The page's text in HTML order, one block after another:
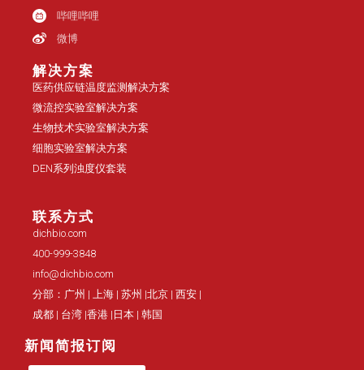
哔哩哔哩
微博
解决方案
医药供应链温度监测解决方案
微流控实验室解决方案
生物技术实验室解决方案
细胞实验室解决方案
DEN系列浊度仪套装
联系方式
dichbio.com
400-999-3848
info@dichbio.com
分部：广州 | 上海 | 苏州 |北京 | 西安 |
成都 | 台湾 |香港 |日本 | 韩国
新闻简报订阅